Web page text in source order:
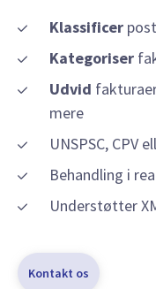
Klassificer
Kategoriser
Udvid
mere
UNSPSC, CPV
Behandling i
Understøtter
Kontakt os